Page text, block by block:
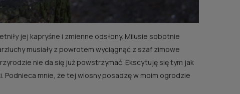
ZU
jej kapryśne i zmienne odsłony. Milusie sobotnie
musiały z powrotem wyciągnąć z szaf zimowe
nie da się już powstrzymać. Ekscytuję się tym jak
mnie, że tej wiosny posadzę w moim ogrodzie